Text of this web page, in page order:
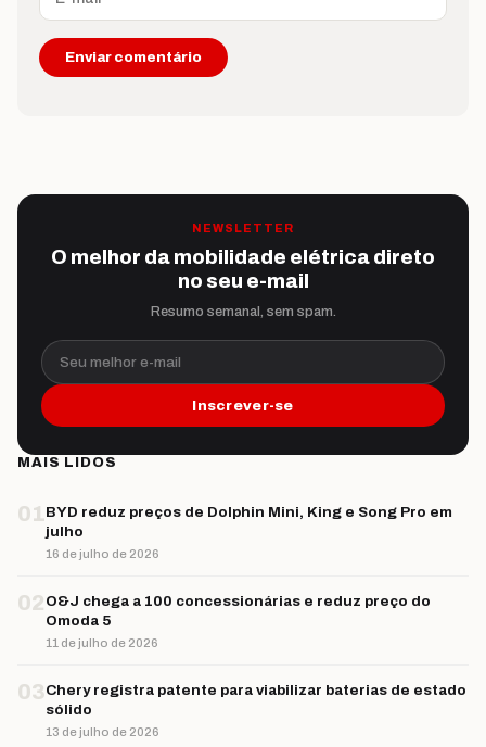
NEWSLETTER
O melhor da mobilidade elétrica direto
no seu e-mail
Resumo semanal, sem spam.
Seu melhor e-mail
Inscrever-se
MAIS LIDOS
01BYD reduz preços de Dolphin Mini, King e Song Pro em
julho
16 de julho de 2026
02 O&J chega a 100 concessionárias e reduz preço do
Omoda 5
11 de julho de 2026
03Chery registra patente para viabilizar baterias de estado
sólido
13 de julho de 2026